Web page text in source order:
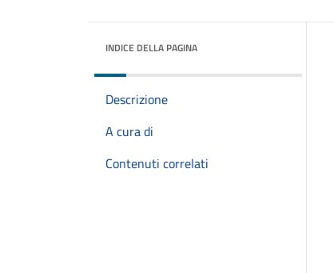
INDICE DELLA PAGINA
Descrizione
A cura di
Contenuti correlati